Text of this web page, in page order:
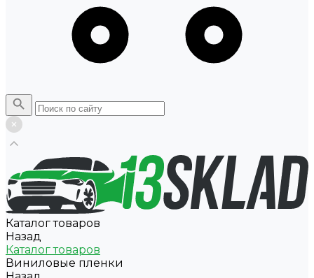
Каталог товаров
Назад
Каталог товаров
Виниловые пленки